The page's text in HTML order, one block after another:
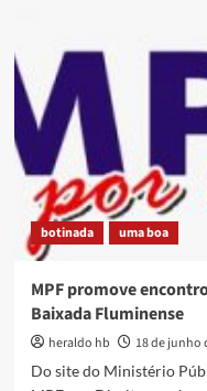
da
Baixada
Fluminense
promove
reunião
aberta
neste
sábado
botinada uma boa
MPF promove
Baixada Fluminense
heraldo hb 18 de junho
Do site do Ministério